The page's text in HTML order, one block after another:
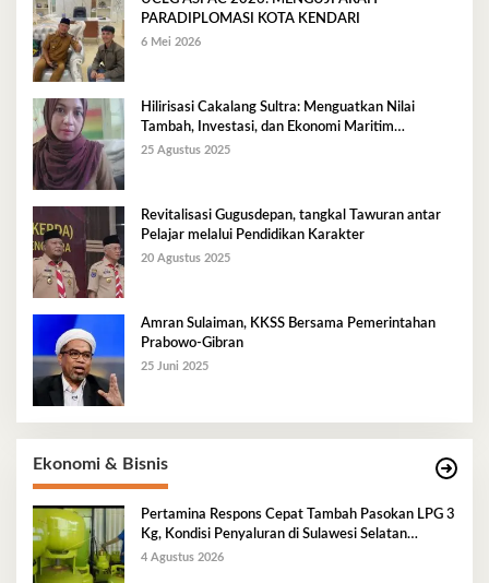
PARADIPLOMASI KOTA KENDARI
6 Mei 2026
Hilirisasi Cakalang Sultra: Menguatkan Nilai
Tambah, Investasi, dan Ekonomi Maritim
Berkelanjutan
25 Agustus 2025
Revitalisasi Gugusdepan, tangkal Tawuran antar
Pelajar melalui Pendidikan Karakter
20 Agustus 2025
Amran Sulaiman, KKSS Bersama Pemerintahan
Prabowo-Gibran
25 Juni 2025
Ekonomi & Bisnis
Pertamina Respons Cepat Tambah Pasokan LPG 3
Kg, Kondisi Penyaluran di Sulawesi Selatan
Berlangsung Kondusif
4 Agustus 2026